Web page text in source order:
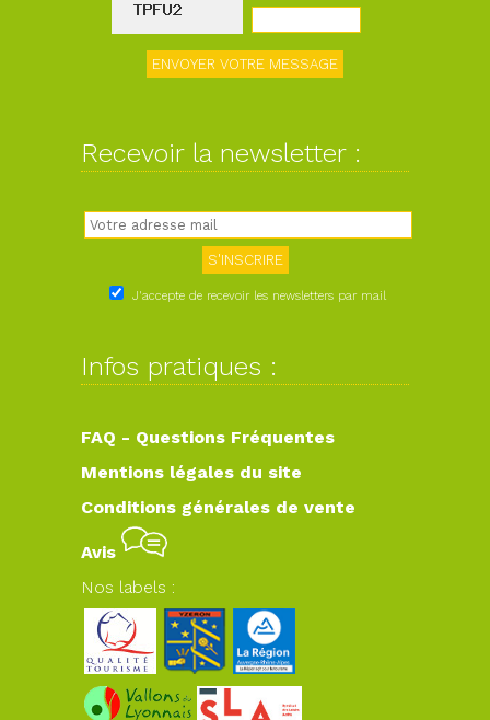
Recevoir la newsletter :
J'accepte de recevoir les newsletters par mail
Infos pratiques :
FAQ - Questions Fréquentes
Mentions légales du site
Conditions générales de vente
Avis
Nos labels :